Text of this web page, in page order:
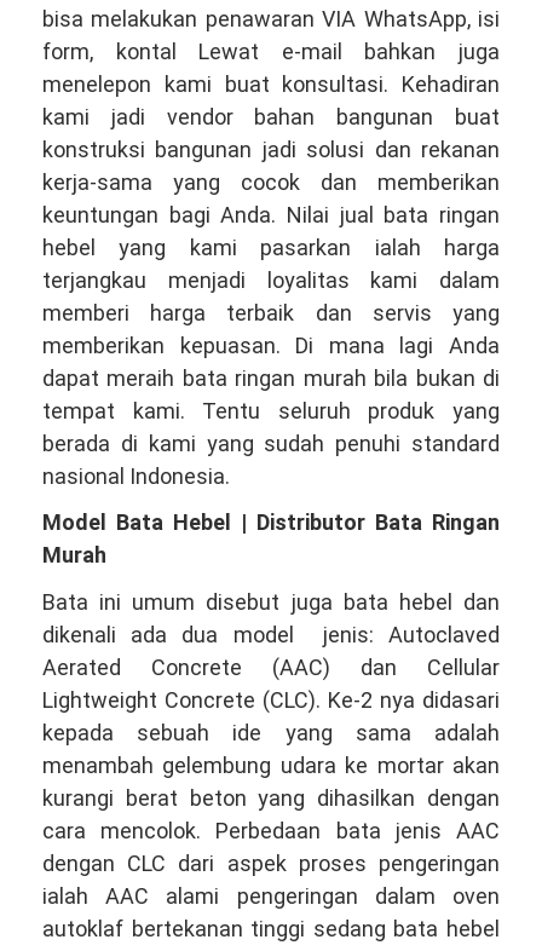
bisa melakukan penawaran VIA WhatsApp, isi
form, kontal Lewat e-mail bahkan juga
menelepon kami buat konsultasi. Kehadiran
kami jadi vendor bahan bangunan buat
konstruksi bangunan jadi solusi dan rekanan
kerja-sama yang cocok dan memberikan
keuntungan bagi Anda. Nilai jual bata ringan
hebel yang kami pasarkan ialah harga
terjangkau menjadi loyalitas kami dalam
memberi harga terbaik dan servis yang
memberikan kepuasan. Di mana lagi Anda
dapat meraih bata ringan murah bila bukan di
tempat kami. Tentu seluruh produk yang
berada di kami yang sudah penuhi standard
nasional Indonesia.
Model Bata Hebel | Distributor Bata Ringan
Murah
Bata ini umum disebut juga bata hebel dan
dikenali ada dua model jenis: Autoclaved
Aerated Concrete (AAC) dan Cellular
Lightweight Concrete (CLC). Ke-2 nya didasari
kepada sebuah ide yang sama adalah
menambah gelembung udara ke mortar akan
kurangi berat beton yang dihasilkan dengan
cara mencolok. Perbedaan bata jenis AAC
dengan CLC dari aspek proses pengeringan
ialah AAC alami pengeringan dalam oven
autoklaf bertekanan tinggi sedang bata hebel